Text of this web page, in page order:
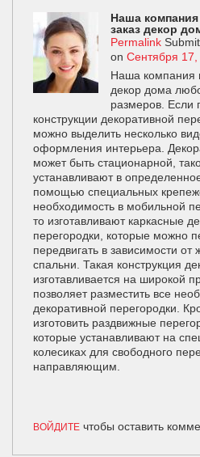
Наша компания
заказ декор
Permalink
on Сентября 17,
Наша компания
декор дома
размеров. Если
конструкции декоративной
можно выделить несколько
оформления интерьера.
может быть стационарной,
устанавливают в
помощью специальных
необходимость в мобильной
то изготавливают каркасные
перегородки, которые можно
передвигать в зависимости от
спальни. Такая конструкция
изготавливается на широкой
позволяет разместить все
декоративной перегородки.
изготовить раздвижные
которые устанавливают на
колесиках для свободного
направляющим.
ВОЙДИТЕ чтобы оставить